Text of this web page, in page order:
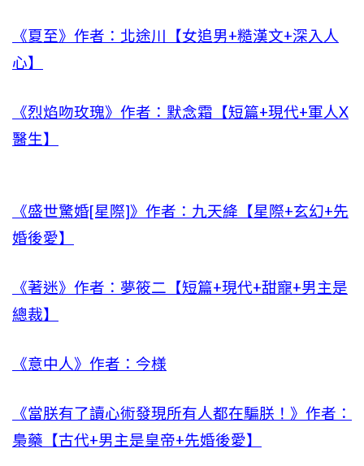
《夏至》作者：北途川【女追男+糙漢文+深入人
心】
《烈焰吻玫瑰》作者：默念霜【短篇+現代+軍人X
醫生】
《盛世驚婚[星際]》作者：九天絳【星際+玄幻+先
婚後愛】
《著迷》作者：夢筱二【短篇+現代+甜寵+男主是
總裁】
《意中人》作者：今様
《當朕有了讀心術發現所有人都在騙朕！》作者：
梟藥【古代+男主是皇帝+先婚後愛】